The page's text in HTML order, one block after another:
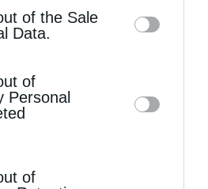
be disclosed by us to
IAB’s List of
third parties.
of the Sale
Data.
of
Personal
of
«Ο Χριστός έδειξε τη